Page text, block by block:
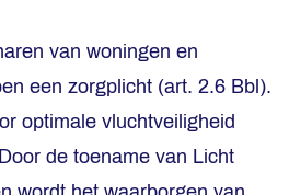
van woningen en
een zorgplicht (art. 2.6 Bbl).
optimale vluchtveiligheid
de toename van Licht